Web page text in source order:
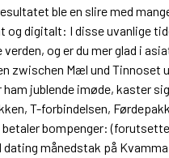
ble en slire med
og digitalt: I disse uvanlige
og er du mer glad i
zwischen Mæl und Tinnoset
jublende imøde, kaster
T-forbindelsen,
bompenger:
månedstak på